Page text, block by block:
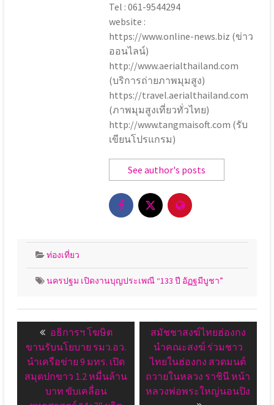
Tel : 061-9544294
website :
https://www.online-news.biz (ข่าว
ออนไลน์)
http://www.aerialthailand.com
(บริการถ่ายภาพมุมสูง)
https://travel.aerialthailand.com
(ภาพมุมสูงเที่ยวทั่วไทย)
http://www.tangmaisoft.com (รับ
เขียนโปรแกรม)
See author's posts
ท่องเที่ยว
นครปฐม เปิดงานบุญประเพณี “133 ปี อัฏฐมีบูชา”
เรื่อง
Previous
post:
อธิการฯ โฆษิต
ขานรับนโยบาย รมว.อว.
นำเครือข่าย 9 มทร. เปิด
สมุดปกขาว 1.2 หมื่นล้าน
บาท ขับเคลื่อน
Next
post:
สมัชชาสงฆ์ไทยฮ่องกง
นำคณะสงฆ์ ร่วมชาว
ไทยในฮ่องกง สวดมนต์
ถวายในหลวง ราชินี หน้า
หลวงพ่อพระใหญ่นอนปิง